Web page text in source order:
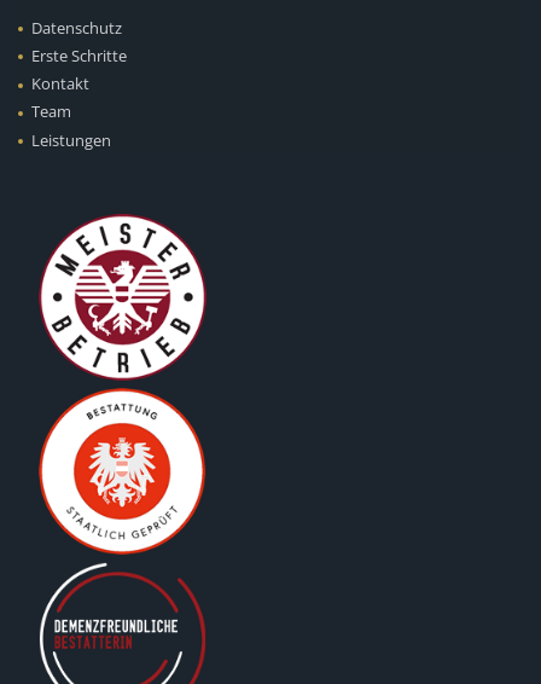
Datenschutz
Erste Schritte
Kontakt
Team
Leistungen